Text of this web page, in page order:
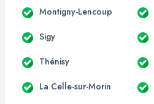
Montigny-Lencoup
Sigy
Thénisy
La Celle-sur-Morin